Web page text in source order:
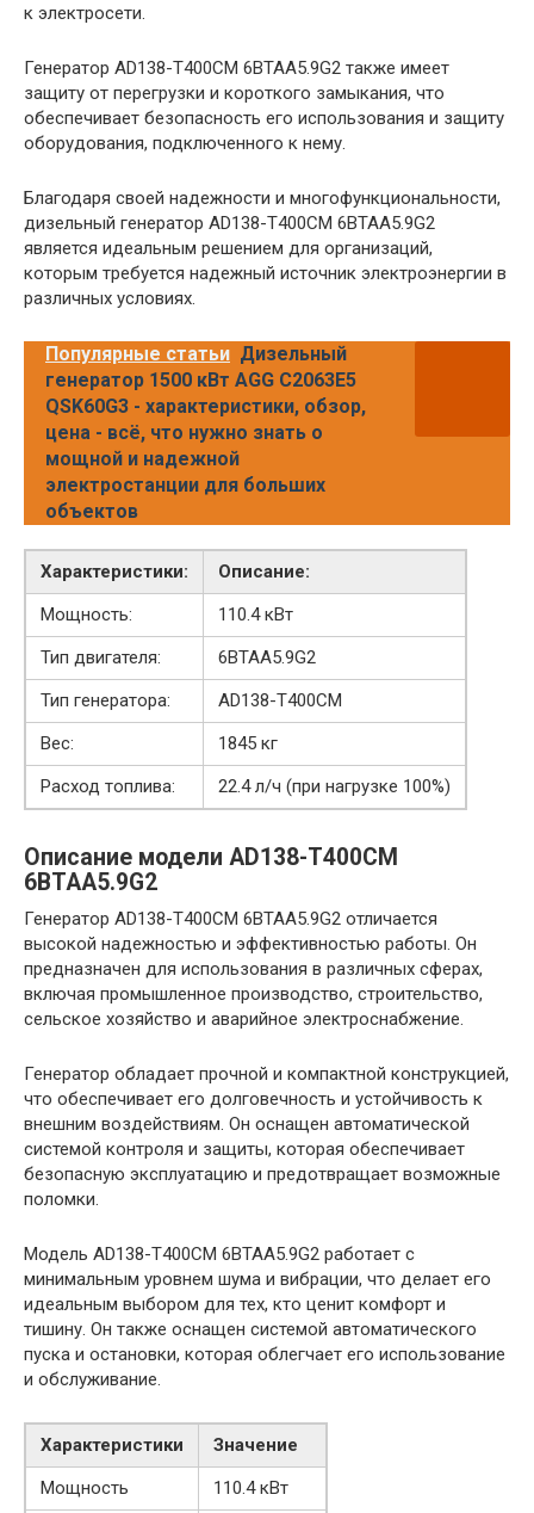
к электросети.
Генератор AD138-T400CM 6BTAA5.9G2 также имеет
защиту от перегрузки и короткого замыкания, что
обеспечивает безопасность его использования и защиту
оборудования, подключенного к нему.
Благодаря своей надежности и многофункциональности,
дизельный генератор AD138-T400CM 6BTAA5.9G2
является идеальным решением для организаций,
которым требуется надежный источник электроэнергии в
различных условиях.
Популярные статьи Дизельный
генератор 1500 кВт AGG C2063E5
QSK60G3 - характеристики, обзор,
цена - всё, что нужно знать о
мощной и надежной
электростанции для больших
объектов
Характеристики:
Описание:
Мощность:
110.4 кВт
Тип двигателя:
6BTAA5.9G2
Тип генератора:
AD138-T400CM
Вес:
1845 кг
Расход топлива:
22.4 л/ч (при нагрузке 100%)
Описание модели AD138-T400CM
6BTAA5.9G2
Генератор AD138-T400CM 6BTAA5.9G2 отличается
высокой надежностью и эффективностью работы. Он
предназначен для использования в различных сферах,
включая промышленное производство, строительство,
сельское хозяйство и аварийное электроснабжение.
Генератор обладает прочной и компактной конструкцией,
что обеспечивает его долговечность и устойчивость к
внешним воздействиям. Он оснащен автоматической
системой контроля и защиты, которая обеспечивает
безопасную эксплуатацию и предотвращает возможные
поломки.
Модель AD138-T400CM 6BTAA5.9G2 работает с
минимальным уровнем шума и вибрации, что делает его
идеальным выбором для тех, кто ценит комфорт и
тишину. Он также оснащен системой автоматического
пуска и остановки, которая облегчает его использование
и обслуживание.
Характеристики
Значение
Мощность
110.4 кВт